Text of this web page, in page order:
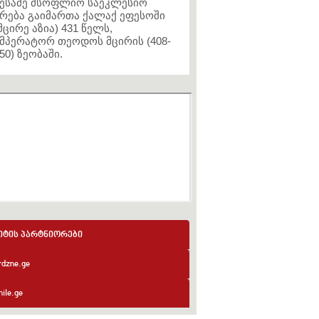
მსოფლიო საეკლესიო
გაიმართა ქალაქ ეფესოში
აზია) 431 წელს,
თეოდოს მცირის (408-
ზეობაში.
პარტნიორები